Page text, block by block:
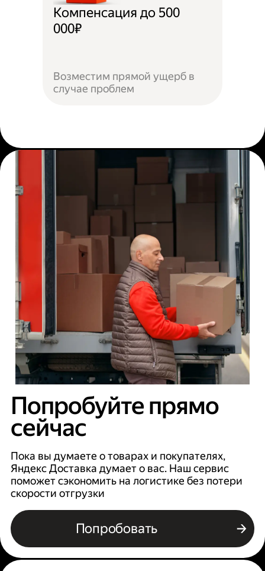
Компенсация до 500
000₽
Возместим прямой ущерб в
случае проблем
Попробуйте прямо
сейчас
Пока вы думаете о товарах и покупателях,
Яндекс Доставка думает о вас. Наш сервис
поможет сэкономить на логистике без потери
скорости отгрузки
Попробовать